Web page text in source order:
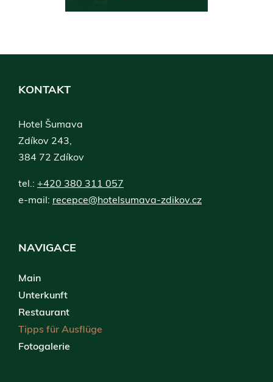
KONTAKT
Hotel Šumava
Zdíkov 243,
384 72 Zdíkov
tel.: +420 380 311 057
e-mail: recepce@hotelsumava-zdikov.cz
NAVIGACE
Main
Unterkunft
Restaurant
Tipps für Ausflüge
Fotogalerie